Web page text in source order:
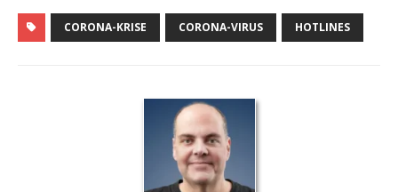
CORONA-KRISE CORONA-VIRUS HOTLINES